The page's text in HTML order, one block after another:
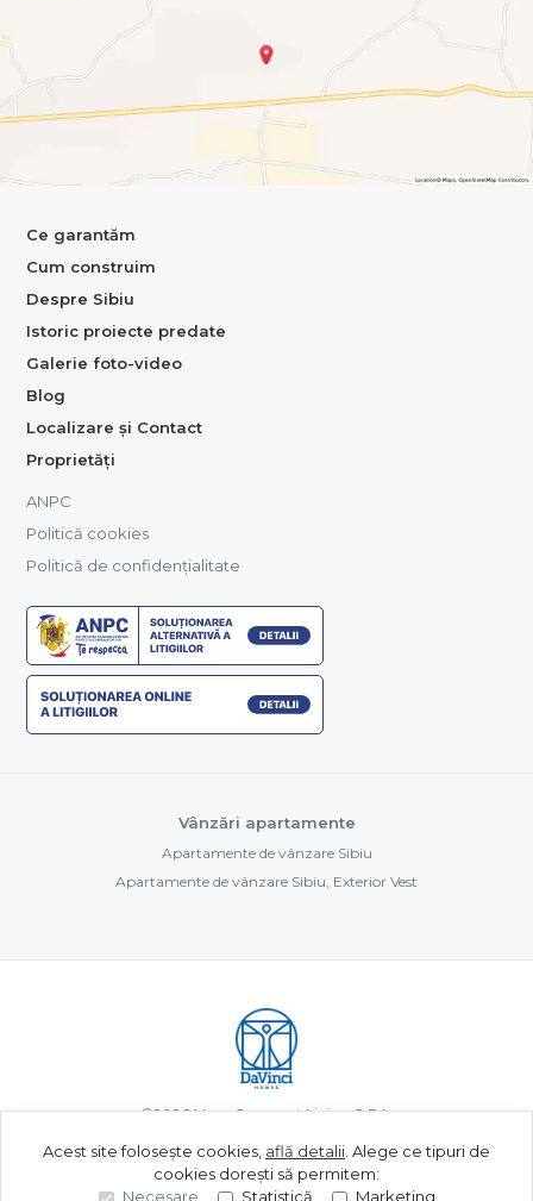
Ce garantăm
Cum construim
Despre Sibiu
Istoric proiecte predate
Galerie foto-video
Blog
Localizare și Contact
Proprietăți
ANPC
Politică cookies
Politică de confidențialitate
Vânzări apartamente
Apartamente de vânzare Sibiu
Apartamente de vânzare Sibiu, Exterior Vest
©2026New Concept Living S.R.L.
Site creat în
Acest site folosește cookies, află detalii Alege ce tipuri de
cookies dorești să permitem:
Necesare
Statistică Marketing